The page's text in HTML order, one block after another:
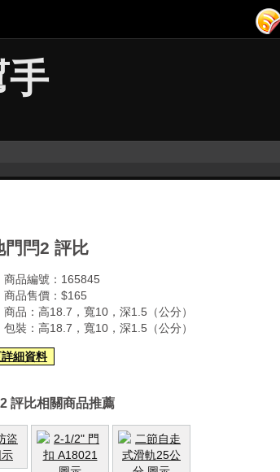
手
門閂2 評比
商品編號：165845
商品售價：$165
商品：高18.7，寬10，深1.5（公分）
包裝：高18.7，寬10，深1.5（公分）
細資料
評比相關商品推薦